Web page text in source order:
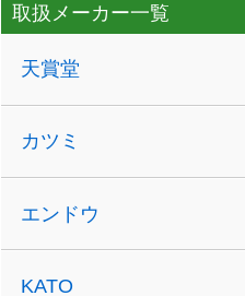
取扱メーカー一覧
天賞堂
カツミ
エンドウ
KATO